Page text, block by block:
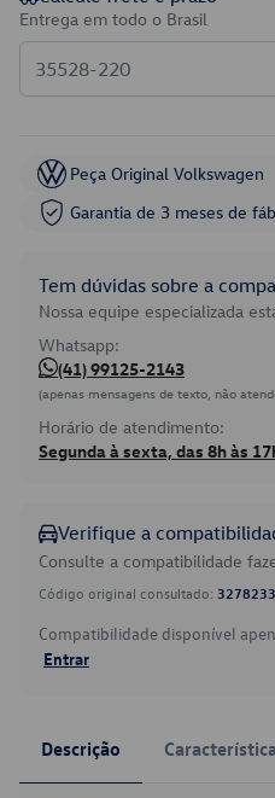
Entrega em todo o Brasil
Peça Original Volkswagen
Garantia de 3 meses de
Tem dúvidas sobre a
Nossa equipe especializada
Whatsapp:
(41) 99125-2143
(apenas mensagens de texto, não
Horário de atendimento:
Segunda à sexta, das 8h às
Verifique a
Consulte a compatibilidade
Código original consultado:
Compatibilidade disponível
Entrar
Descrição